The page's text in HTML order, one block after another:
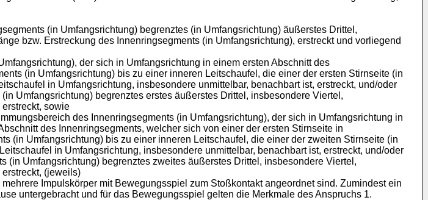
(in Umfangsrichtung) begrenztes (in Umfangsrichtung) äußerstes Drittel,
bzw. Erstreckung des Innenringsegments (in Umfangsrichtung), erstreckt und vorliegend
der sich in Umfangsrichtung in einem ersten Abschnitt des
(in Umfangsrichtung) bis zu einer inneren Leitschaufel, die einer der ersten Stirnseite (in
in Umfangsrichtung, insbesondere unmittelbar, benachbart ist, erstreckt, und/oder
Umfangsrichtung) begrenztes erstes äußerstes Drittel, insbesondere Viertel,
sowie
des Innenringsegments (in Umfangsrichtung), der sich in Umfangsrichtung in
des Innenringsegments, welcher sich von einer der ersten Stirnseite in
(in Umfangsrichtung) bis zu einer inneren Leitschaufel, die einer der zweiten Stirnseite (in
in Umfangsrichtung, insbesondere unmittelbar, benachbart ist, erstreckt, und/oder
Umfangsrichtung) begrenztes zweites äußerstes Drittel, insbesondere Viertel,
(jeweils)
Impulskörper mit Bewegungsspiel zum Stoßkontakt angeordnet sind. Zumindest ein
untergebracht und für das Bewegungsspiel gelten die Merkmale des Anspruchs 1.